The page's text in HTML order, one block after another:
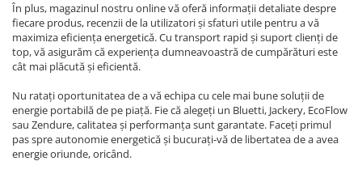
În plus, magazinul nostru online vă oferă informații detaliate despre
fiecare produs, recenzii de la utilizatori și sfaturi utile pentru a vă
maximiza eficiența energetică. Cu transport rapid și suport clienți de
top, vă asigurăm că experiența dumneavoastră de cumpărături este
cât mai plăcută și eficientă.
Nu ratați oportunitatea de a vă echipa cu cele mai bune soluții de
energie portabilă de pe piață. Fie că alegeți un Bluetti, Jackery, EcoFlow
sau Zendure, calitatea și performanța sunt garantate. Faceți primul
pas spre autonomie energetică și bucurați-vă de libertatea de a avea
energie oriunde, oricând.